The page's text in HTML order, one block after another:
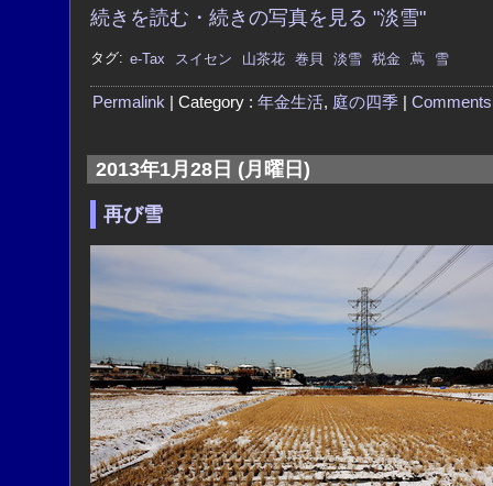
続きを読む・続きの写真を見る "淡雪"
タグ: e-Tax スイセン 山茶花 巻貝 淡雪 税金 蔦 雪
Permalink | Category : 年金生活, 庭の四季| Comments
2013年1月28日 (月曜日)
再び雪